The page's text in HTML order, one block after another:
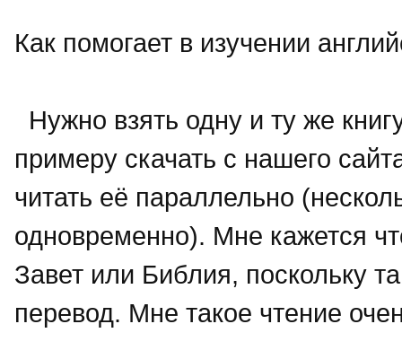
Как помогает в изучении
Нужно взять одну и ту же
примеру скачать с нашего
читать её параллельно
одновременно). Мне кажется
Завет или Библия, поскольку
перевод. Мне такое чтение